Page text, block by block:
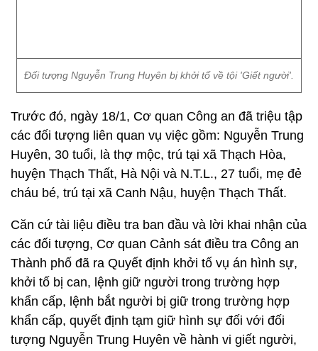
Đối tượng Nguyễn Trung Huyên bị khởi tố về tội 'Giết người'.
Trước đó, ngày 18/1, Cơ quan Công an đã triệu tập
các đối tượng liên quan vụ việc gồm: Nguyễn Trung
Huyên, 30 tuổi, là thợ mộc, trú tại xã Thạch Hòa,
huyện Thạch Thất, Hà Nội và N.T.L., 27 tuổi, mẹ đẻ
cháu bé, trú tại xã Canh Nậu, huyện Thạch Thất.
Căn cứ tài liệu điều tra ban đầu và lời khai nhận của
các đối tượng, Cơ quan Cảnh sát điều tra Công an
Thành phố đã ra Quyết định khởi tố vụ án hình sự,
khởi tố bị can, lệnh giữ người trong trường hợp
khẩn cấp, lệnh bắt người bị giữ trong trường hợp
khẩn cấp, quyết định tạm giữ hình sự đối với đối
tượng Nguyễn Trung Huyên về hành vi giết người,